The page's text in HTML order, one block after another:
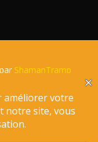
par ShamanTramp